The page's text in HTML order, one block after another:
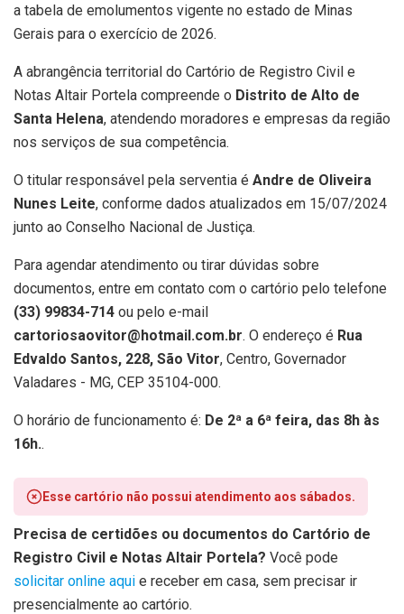
a tabela de emolumentos vigente no estado de Minas
Gerais para o exercício de 2026.
A abrangência territorial do Cartório de Registro Civil e
Notas Altair Portela compreende o Distrito de Alto de
Santa Helena, atendendo moradores e empresas da região
nos serviços de sua competência.
O titular responsável pela serventia é Andre de Oliveira
Nunes Leite, conforme dados atualizados em 15/07/2024
junto ao Conselho Nacional de Justiça.
Para agendar atendimento ou tirar dúvidas sobre
documentos, entre em contato com o cartório pelo telefone
(33) 99834-714 ou pelo e-mail
cartoriosaovitor@hotmail.com.br. O endereço é Rua
Edvaldo Santos, 228, São Vitor, Centro, Governador
Valadares - MG, CEP 35104-000.
O horário de funcionamento é: De 2ª a 6ª feira, das 8h às
16h..
Esse cartório não possui atendimento aos sábados.
Precisa de certidões ou documentos do Cartório de
Registro Civil e Notas Altair Portela? Você pode
solicitar online aqui e receber em casa, sem precisar ir
presencialmente ao cartório.